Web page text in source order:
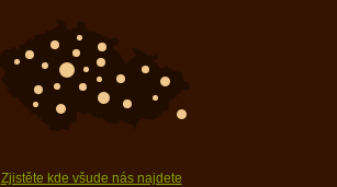
Zjistěte kde všude nás najdete